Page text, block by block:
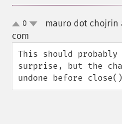
up0
mauro dot chojrin
com
This should probably
surprise, but the
undone before